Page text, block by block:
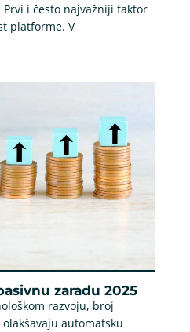
i često najvažniji faktor
platforme. V
zaradu 2025
razvoju, broj
automatsku